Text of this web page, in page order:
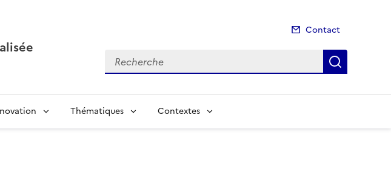
Contact
Recherche
Thématiques Contextes